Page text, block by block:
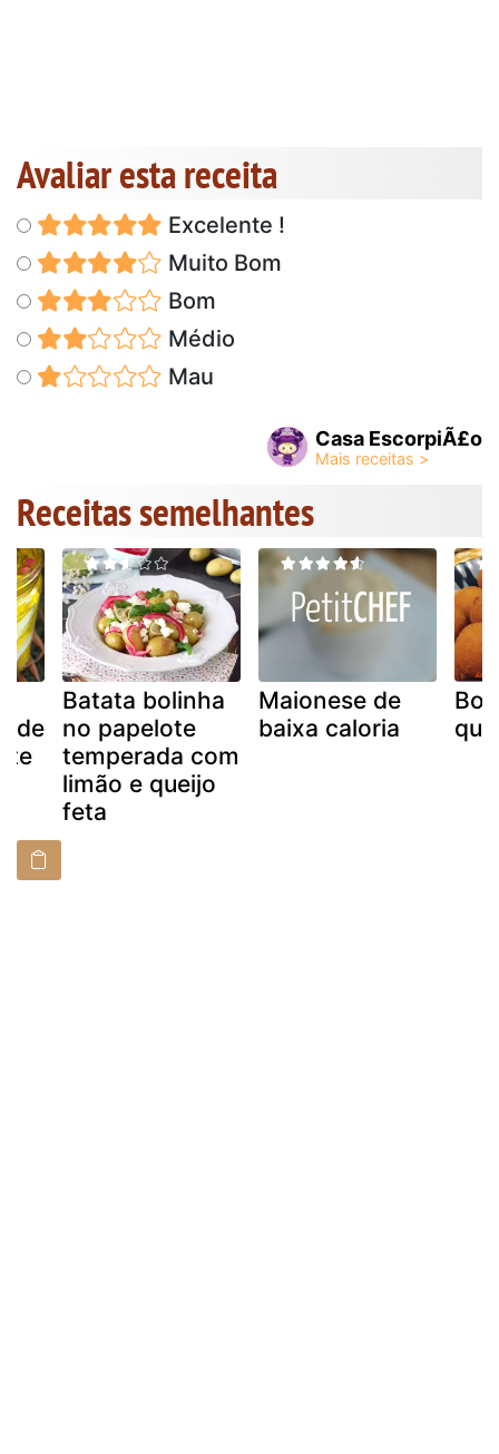
Avaliar esta receita
Excelente !
Muito Bom
Bom
Médio
Mau
Casa EscorpiÃ£o
Receitas semelhantes
de
Batata bolinha
no papelote
temperada com
limão e queijo
feta
Maionese de
baixa caloria